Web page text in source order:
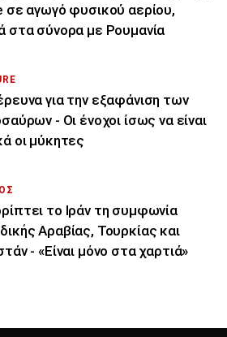
σε αγωγό φυσικού αερίου,
στα σύνορα με Ρουμανία
για την εξαφάνιση των
- Οι ένοχοι ίσως να είναι
οι μύκητες
το Ιράν τη συμφωνία
Αραβίας, Τουρκίας και
- «Είναι μόνο στα χαρτιά»